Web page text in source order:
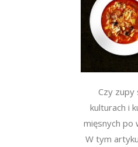
Czy zupy
kulturach i
mięsnych po
W tym